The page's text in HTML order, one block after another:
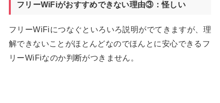
フリーWiFiがおすすめできない理由③：怪しい
フリーWiFiにつなぐといろいろ説明がでてきますが、理
解できないことがほとんどなのでほんとに安心できるフ
リーWiFiなのか判断がつきません。